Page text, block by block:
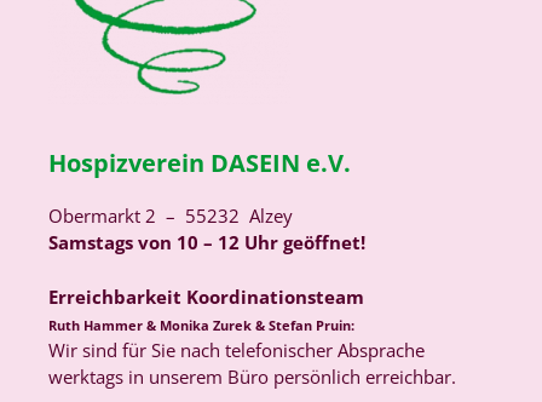
Hospizverein DASEIN e.V.
Obermarkt 2 – 55232 Alzey
Samstags von 10 – 12 Uhr geöffnet!
Erreichbarkeit Koordinationsteam
Ruth Hammer & Monika Zurek & Stefan Pruin:
Wir sind für Sie nach telefonischer Absprache
werktags in unserem Büro persönlich erreichbar.